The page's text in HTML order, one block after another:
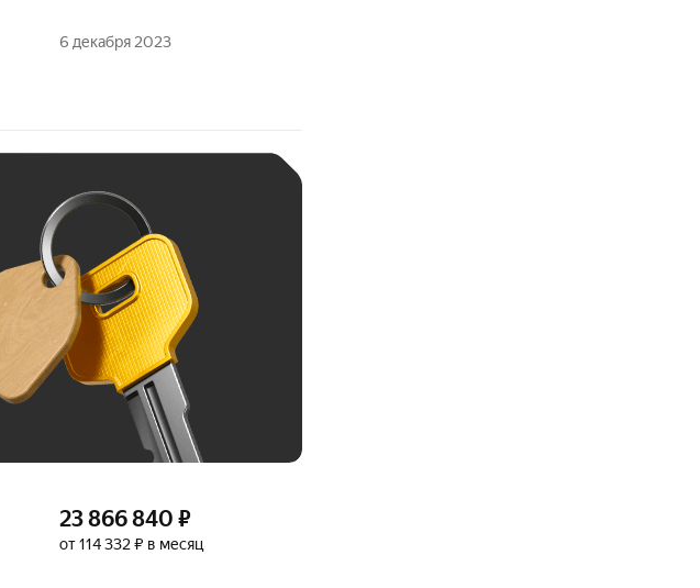
6 декабря 2023
23 866 840 ₽
от 114 332 ₽ в месяц